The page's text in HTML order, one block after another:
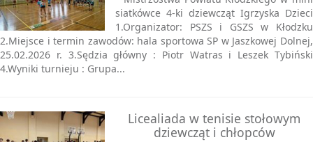
siatkówce 4-ki dziewcząt Igrzyska Dzieci
1.Organizator: PSZS i GSZS w Kłodzku
2.Miejsce i termin zawodów: hala sportowa SP w Jaszkowej Dolnej,
25.02.2026 r. 3.Sędzia główny : Piotr Watras i Leszek Tybiński
4.Wyniki turnieju : Grupa...
Licealiada w tenisie stołowym
dziewcząt i chłopców